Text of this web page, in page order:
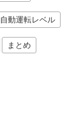
自動運転レベル
まとめ